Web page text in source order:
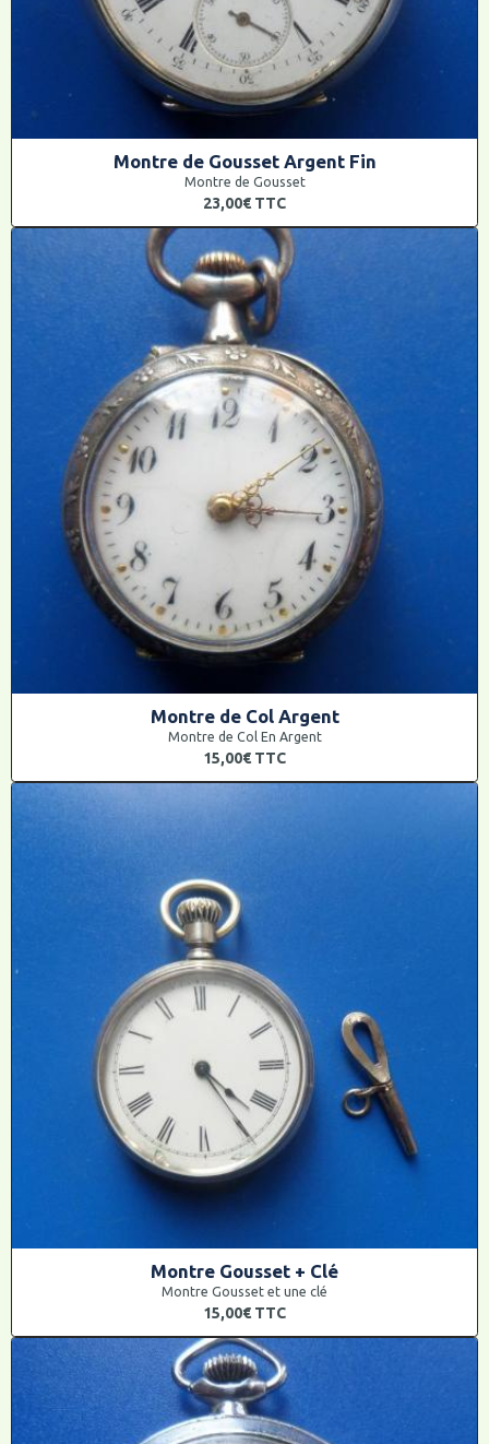
Montre de Gousset Argent Fin
Montre de Gousset
23,00€ TTC
Montre de Col Argent
Montre de Col En Argent
15,00€ TTC
Montre Gousset + Clé
Montre Gousset et une clé
15,00€ TTC